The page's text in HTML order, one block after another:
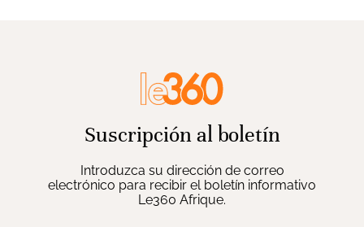
Suscripción al boletín
Introduzca su dirección de correo
electrónico para recibir el boletín informativo
Le360 Afrique.